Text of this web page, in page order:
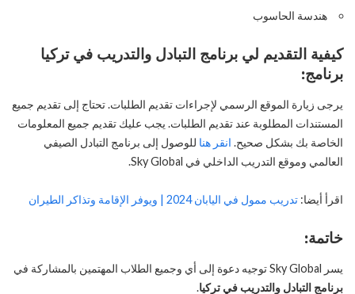
هندسة الحاسوب
كيفية التقديم لي برنامج التبادل والتدريب في تركيا
برنامج:
يرجى زيارة الموقع الرسمي لإجراءات تقديم الطلبات. تحتاج إلى تقديم جميع
المستندات المطلوبة عند تقديم الطلبات. يجب عليك تقديم جميع المعلومات
الخاصة بك بشكل صحيح. انقر هنا للوصول إلى برنامج التبادل الصيفي
العالمي وموقع التدريب الداخلي في Sky Global.
اقرأ أيضا: تدريب ممول في اليابان 2024 | ويوفر الإقامة وتذاكر الطيران
خاتمة:
يسر Sky Global توجيه دعوة إلى أي وجميع الطلاب المهتمين بالمشاركة في
برنامج التبادل والتدريب في تركيا.